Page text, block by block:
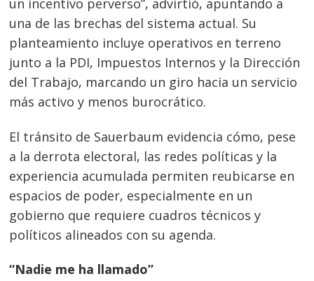
un incentivo perverso”, advirtió, apuntando a
una de las brechas del sistema actual. Su
planteamiento incluye operativos en terreno
junto a la PDI, Impuestos Internos y la Dirección
del Trabajo, marcando un giro hacia un servicio
más activo y menos burocrático.
El tránsito de Sauerbaum evidencia cómo, pese
a la derrota electoral, las redes políticas y la
experiencia acumulada permiten reubicarse en
espacios de poder, especialmente en un
gobierno que requiere cuadros técnicos y
políticos alineados con su agenda.
“Nadie me ha llamado”